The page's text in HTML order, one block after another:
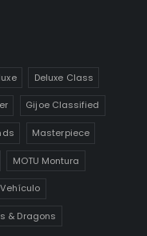
Deluxe Class
Gijoe Classified
Masterpiece
MOTU Montura
Vehículo
& Dragons